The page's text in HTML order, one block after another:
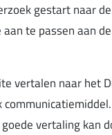
gestart naar
te passen aan
vertalen naar het
vertaling kan